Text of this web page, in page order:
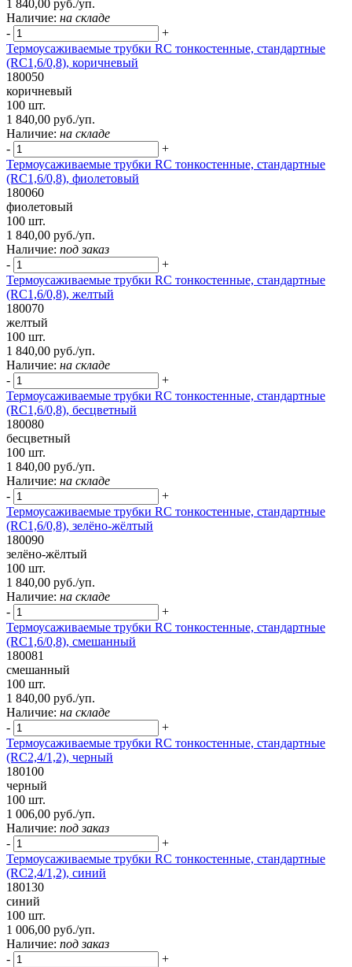
1 840,00 руб./уп.
Наличие: на складе
-
+
Термоусаживаемые трубки RC тонкостенные, стандартные
(RC1,6/0,8), коричневый
180050
коричневый
100 шт.
1 840,00 руб./уп.
Наличие: на складе
-
+
Термоусаживаемые трубки RC тонкостенные, стандартные
(RC1,6/0,8), фиолетовый
180060
фиолетовый
100 шт.
1 840,00 руб./уп.
Наличие: под заказ
-
+
Термоусаживаемые трубки RC тонкостенные, стандартные
(RC1,6/0,8), желтый
180070
желтый
100 шт.
1 840,00 руб./уп.
Наличие: на складе
-
+
Термоусаживаемые трубки RC тонкостенные, стандартные
(RC1,6/0,8), бесцветный
180080
бесцветный
100 шт.
1 840,00 руб./уп.
Наличие: на складе
-
+
Термоусаживаемые трубки RC тонкостенные, стандартные
(RC1,6/0,8), зелёно-жёлтый
180090
зелёно-жёлтый
100 шт.
1 840,00 руб./уп.
Наличие: на складе
-
+
Термоусаживаемые трубки RC тонкостенные, стандартные
(RC1,6/0,8), смешанный
180081
смешанный
100 шт.
1 840,00 руб./уп.
Наличие: на складе
-
+
Термоусаживаемые трубки RC тонкостенные, стандартные
(RC2,4/1,2), черный
180100
черный
100 шт.
1 006,00 руб./уп.
Наличие: под заказ
-
+
Термоусаживаемые трубки RC тонкостенные, стандартные
(RC2,4/1,2), синий
180130
синий
100 шт.
1 006,00 руб./уп.
Наличие: под заказ
-
+